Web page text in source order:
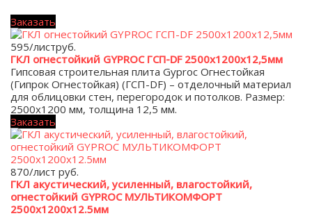
Заказать
595/листруб.
ГКЛ огнестойкий GYPROC ГСП-DF 2500х1200х12,5мм
Гипсовая строительная плита Gyproc Огнестойкая
(Гипрок Огнестойкая) (ГСП-DF) – отделочный материал
для облицовки стен, перегородок и потолков. Размер:
2500х1200 мм, толщина 12,5 мм.
Заказать
870/лист руб.
ГКЛ акустический, усиленный, влагостойкий,
огнестойкий GYPROC МУЛЬТИКОМФОРТ
2500х1200х12.5мм